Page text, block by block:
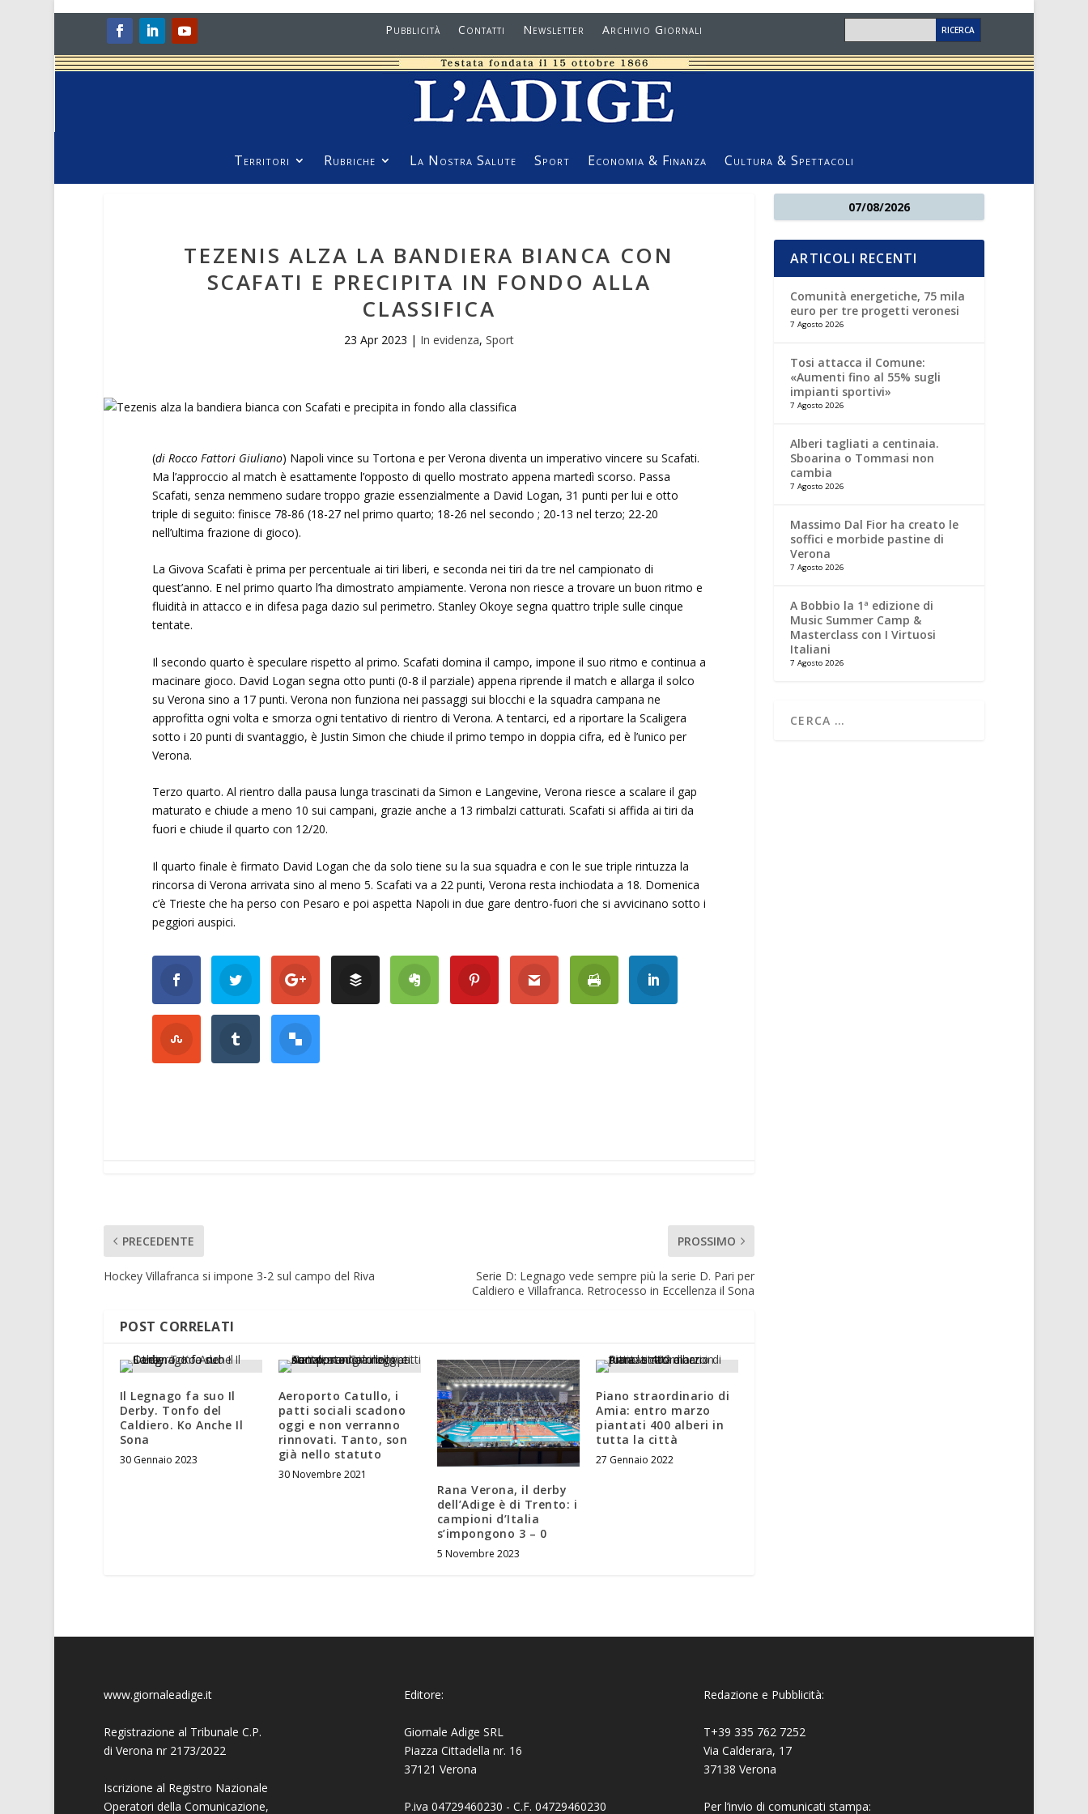
Pubblicità Contatti Newsletter Archivio Giornali
Territori Rubriche La Nostra Salute Sport Economia & Finanza Cultura & Spettacoli
TEZENIS ALZA LA BANDIERA BIANCA CON
SCAFATI E PRECIPITA IN FONDO ALLA
CLASSIFICA
23 Apr 2023 | In evidenza, Sport
(di Rocco Fattori Giuliano) Napoli vince su Tortona e per Verona diventa un imperativo vincere su Scafati.
Ma l’approccio al match è esattamente l’opposto di quello mostrato appena martedì scorso. Passa
Scafati, senza nemmeno sudare troppo grazie essenzialmente a David Logan, 31 punti per lui e otto
triple di seguito: finisce 78-86 (18-27 nel primo quarto; 18-26 nel secondo ; 20-13 nel terzo; 22-20
nell’ultima frazione di gioco).
La Givova Scafati è prima per percentuale ai tiri liberi, e seconda nei tiri da tre nel campionato di
quest’anno. E nel primo quarto l’ha dimostrato ampiamente. Verona non riesce a trovare un buon ritmo e
fluidità in attacco e in difesa paga dazio sul perimetro. Stanley Okoye segna quattro triple sulle cinque
tentate.
Il secondo quarto è speculare rispetto al primo. Scafati domina il campo, impone il suo ritmo e continua a
macinare gioco. David Logan segna otto punti (0-8 il parziale) appena riprende il match e allarga il solco
su Verona sino a 17 punti. Verona non funziona nei passaggi sui blocchi e la squadra campana ne
approfitta ogni volta e smorza ogni tentativo di rientro di Verona. A tentarci, ed a riportare la Scaligera
sotto i 20 punti di svantaggio, è Justin Simon che chiude il primo tempo in doppia cifra, ed è l’unico per
Verona.
Terzo quarto. Al rientro dalla pausa lunga trascinati da Simon e Langevine, Verona riesce a scalare il gap
maturato e chiude a meno 10 sui campani, grazie anche a 13 rimbalzi catturati. Scafati si affida ai tiri da
fuori e chiude il quarto con 12/20.
Il quarto finale è firmato David Logan che da solo tiene su la sua squadra e con le sue triple rintuzza la
rincorsa di Verona arrivata sino al meno 5. Scafati va a 22 punti, Verona resta inchiodata a 18. Domenica
c’è Trieste che ha perso con Pesaro e poi aspetta Napoli in due gare dentro-fuori che si avvicinano sotto i
peggiori auspici.
PRECEDENTE
Hockey Villafranca si impone 3-2 sul campo del Riva
PROSSIMO
Serie D: Legnago vede sempre più la serie D. Pari per
Caldiero e Villafranca. Retrocesso in Eccellenza il Sona
POST CORRELATI
Il Legnago fa suo Il
Derby. Tonfo del
Caldiero. Ko Anche Il
Sona
30 Gennaio 2023
Aeroporto Catullo, i
patti sociali scadono
oggi e non verranno
rinnovati. Tanto, son
già nello statuto
30 Novembre 2021
Rana Verona, il derby
dell’Adige è di Trento: i
campioni d’Italia
s’impongono 3 – 0
5 Novembre 2023
Piano straordinario di
Amia: entro marzo
piantati 400 alberi in
tutta la città
27 Gennaio 2022
07/08/2026
ARTICOLI RECENTI
Comunità energetiche, 75 mila
euro per tre progetti veronesi
7 Agosto 2026
Tosi attacca il Comune:
«Aumenti fino al 55% sugli
impianti sportivi»
7 Agosto 2026
Alberi tagliati a centinaia.
Sboarina o Tommasi non
cambia
7 Agosto 2026
Massimo Dal Fior ha creato le
soffici e morbide pastine di
Verona
7 Agosto 2026
A Bobbio la 1ª edizione di
Music Summer Camp &
Masterclass con I Virtuosi
Italiani
7 Agosto 2026
www.giornaleadige.it
Registrazione al Tribunale C.P.
di Verona nr 2173/2022
Iscrizione al Registro Nazionale
Operatori della Comunicazione,
Editore:
Giornale Adige SRL
Piazza Cittadella nr. 16
37121 Verona
P.iva 04729460230 - C.F. 04729460230
Redazione e Pubblicità:
T+39 335 762 7252
Via Calderara, 17
37138 Verona
Per l’invio di comunicati stampa: